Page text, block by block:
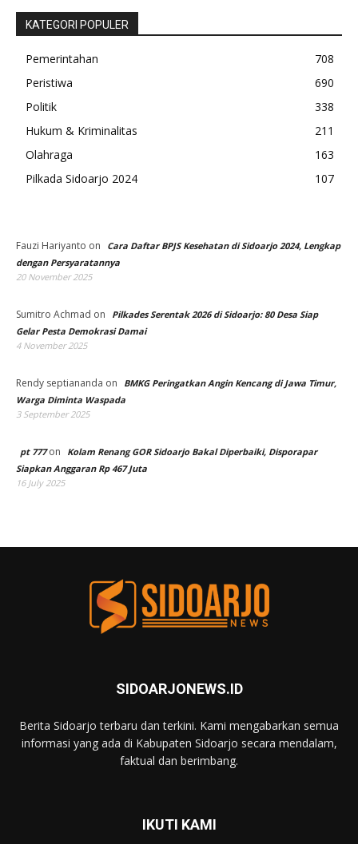
KATEGORI POPULER
Pemerintahan
708
Peristiwa
690
Politik
338
Hukum & Kriminalitas
211
Olahraga
163
Pilkada Sidoarjo 2024
107
Fauzi Hariyanto on
Cara Daftar BPJS Kesehatan di Sidoarjo 2024, Lengkap
dengan Persyaratannya
20 November 2025
Sumitro Achmad on
Pilkades Serentak 2026 di Sidoarjo: 80 Desa Siap
Gelar Pesta Demokrasi Damai
4 November 2025
Rendy septiananda on
BMKG Peringatkan Angin Kencang di Jawa Timur,
Warga Diminta Waspada
3 September 2025
pt 777on
Kolam Renang GOR Sidoarjo Bakal Diperbaiki, Disporapar
Siapkan Anggaran Rp 467 Juta
16 July 2025
SIDOARJONEWS.ID
Berita Sidoarjo terbaru dan terkini. Kami mengabarkan semua
informasi yang ada di Kabupaten Sidoarjo secara mendalam,
faktual dan berimbang.
IKUTI KAMI